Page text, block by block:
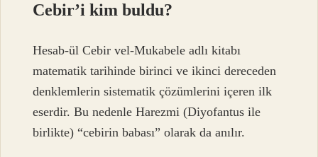
Cebir’i kim buldu?
Hesab-ül Cebir vel-Mukabele adlı kitabı
matematik tarihinde birinci ve ikinci dereceden
denklemlerin sistematik çözümlerini içeren ilk
eserdir. Bu nedenle Harezmi (Diyofantus ile
birlikte) “cebirin babası” olarak da anılır.